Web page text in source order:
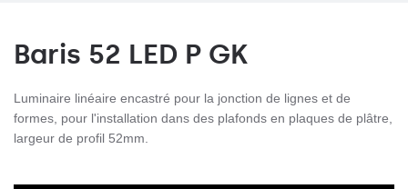
Baris 52 LED P GK
Luminaire linéaire encastré pour la jonction de lignes et de
formes, pour l'installation dans des plafonds en plaques de plâtre,
largeur de profil 52mm.